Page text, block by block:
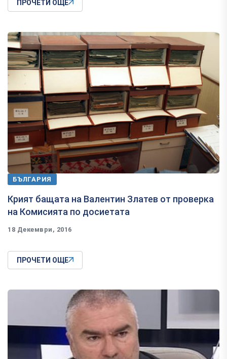
ПРОЧЕТИ ОЩЕ
БЪЛГАРИЯ
​Крият бащата на Валентин Златев от проверка
на Комисията по досиетата
18 Декември, 2016
ПРОЧЕТИ ОЩЕ